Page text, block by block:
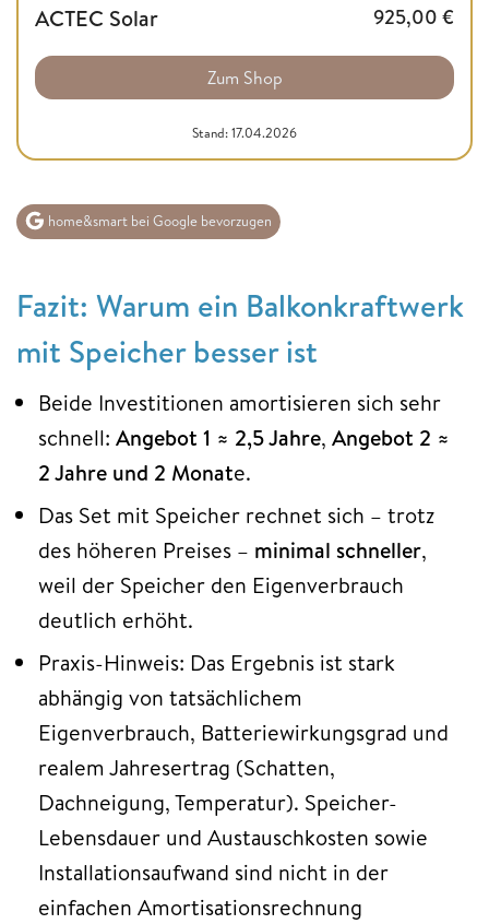
ACTEC Solar 925,00 €
Zum Shop
Stand: 17.04.2026
home&smart bei Google bevorzugen
Fazit: Warum ein Balkonkraftwerk
mit Speicher besser ist
Beide Investitionen amortisieren sich sehr
schnell: Angebot 1 ≈ 2,5 Jahre, Angebot 2 ≈
2 Jahre und 2 Monate.
Das Set mit Speicher rechnet sich – trotz
des höheren Preises – minimal schneller,
weil der Speicher den Eigenverbrauch
deutlich erhöht.
Praxis-Hinweis: Das Ergebnis ist stark
abhängig von tatsächlichem
Eigenverbrauch, Batteriewirkungsgrad und
realem Jahresertrag (Schatten,
Dachneigung, Temperatur). Speicher-
Lebensdauer und Austauschkosten sowie
Installationsaufwand sind nicht in der
einfachen Amortisationsrechnung